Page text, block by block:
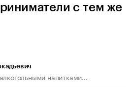
с тем же
напитками...